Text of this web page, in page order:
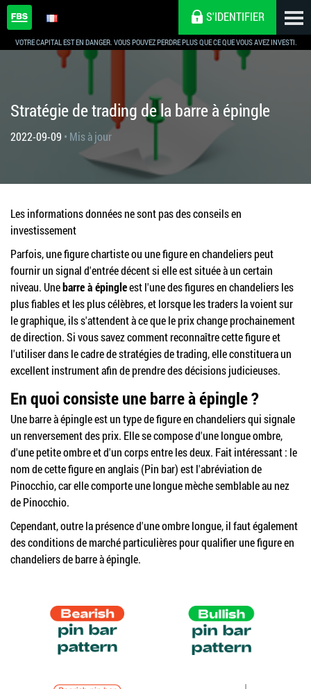
VOTRE CAPITAL EST EN DANGER. VOUS POUVEZ PERDRE PLUS QUE CE QUE VOUS AVEZ INVESTI.
S'IDENTIFIER
Stratégie de trading de la barre à épingle
2022-09-09 • Mis à jour
Les informations données ne sont pas des conseils en
investissement
Parfois, une figure chartiste ou une figure en chandeliers peut
fournir un signal d'entrée décent si elle est située à un certain
niveau. Unebarre à épingleest l'une des figures en chandeliers les
plus fiables et les plus célèbres, et lorsque les traders la voient sur
le graphique, ils s'attendent à ce que le prix change prochainement
de direction. Si vous savez comment reconnaître cette figure et
l'utiliser dans le cadre de stratégies de trading, elle constituera un
excellent instrument afin de prendre des décisions judicieuses.
En quoi consiste une barre à épingle ?
Une barre à épingle est un type de figure en chandeliers qui signale
un renversement des prix. Elle se compose d'une longue ombre,
d'une petite ombre et d'un corps entre les deux. Fait intéressant : le
nom de cette figure en anglais (Pin bar) est l'abréviation de
Pinocchio, car elle comporte une longue mèche semblable au nez
de Pinocchio.
Cependant, outre la présence d'une ombre longue, il faut également
des conditions de marché particulières pour qualifier une figure en
chandeliers de barre à épingle.